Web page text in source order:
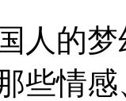
人的
些情